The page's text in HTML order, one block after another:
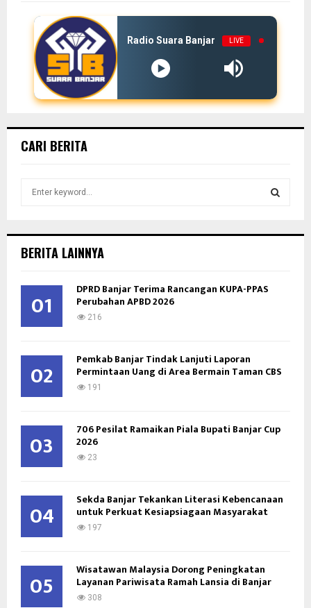
Radio Suara Banjar LIVE
CARI BERITA
h
o
BERITA LAINNYA
01 DPRD Banjar Terima Rancangan KUPA-PPAS
Perubahan APBD 2026
216
02 Pemkab Banjar Tindak Lanjuti Laporan
Permintaan Uang di Area Bermain Taman CBS
191
03 706 Pesilat Ramaikan Piala Bupati Banjar Cup
2026
23
04 Sekda Banjar Tekankan Literasi Kebencanaan
untuk Perkuat Kesiapsiagaan Masyarakat
197
05 Wisatawan Malaysia Dorong Peningkatan
Layanan Pariwisata Ramah Lansia di Banjar
308